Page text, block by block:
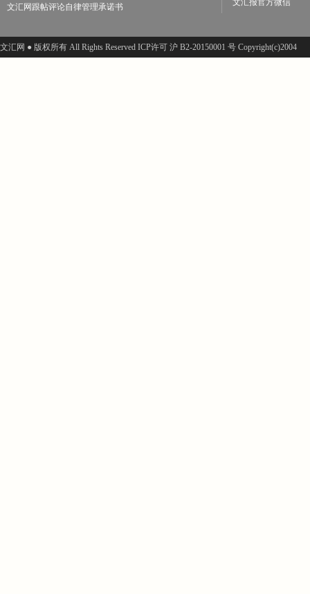
文汇网跟帖评论自律管理承诺书 文汇报官方微信
文汇网 ● 版权所有 All Rights Reserved ICP许可 沪 B2-20150001 号 Copyright(c)2004